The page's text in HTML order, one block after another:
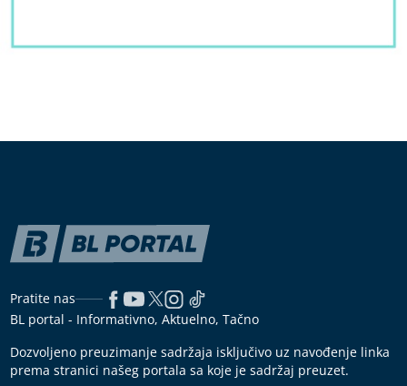
Pratite nas
BL portal - Informativno, Aktuelno, Tačno
Dozvoljeno preuzimanje sadržaja isključivo uz navođenje linka
prema stranici našeg portala sa koje je sadržaj preuzet.